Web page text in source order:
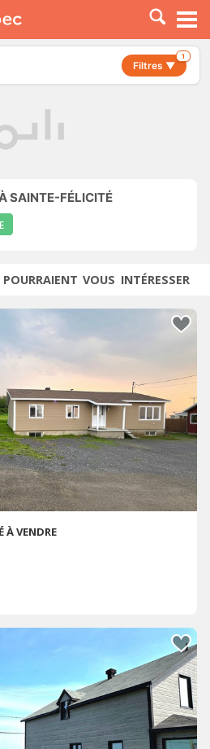
Filtres ▼
1
SAINTE-FÉLICITÉ
VOUS INTÉRESSER
À VENDRE